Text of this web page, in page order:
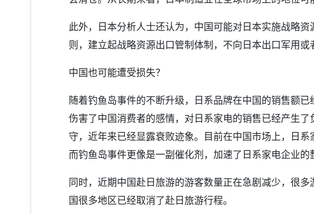
此外，日本分析人士还认为，中国可能对日本实施战略
则，建立起战略资源出口管制体制，不向日本出口军用或
中国也可能遭受损失？
随着钓鱼岛事件的不断升级，日系品牌在中国的销售额
伤害了中国消费者的感情，对日系家电的销售已经产生
守，近年来已经显露衰败迹象。目前在中国市场上，日
而钓鱼岛事件更像是一副催化剂，加速了日系家电企业的
同时，近期中国赴日旅游的游客数量正在急剧减少，很
国很多地区已经取消了赴日旅游行程。